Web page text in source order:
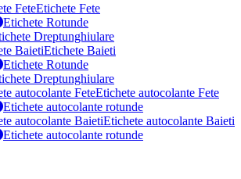
Etichete Fete
Etichete Rotunde
Dreptunghiulare
Etichete Baieti
Etichete Rotunde
Dreptunghiulare
Etichete autocolante Fete
Etichete autocolante rotunde
Etichete autocolante Baieti
Etichete autocolante rotunde